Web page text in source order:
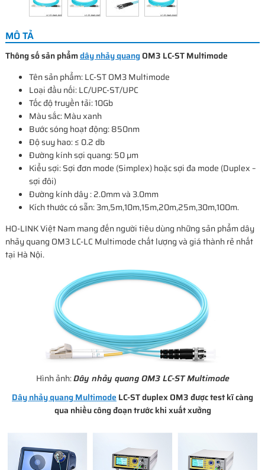
MÔ TẢ
Thông số sản phẩmdây nhảy quangOM3 LC-ST Multimode
Tên sản phẩm: LC-ST OM3 Multimode
Loại đầu nối: LC/UPC-ST/UPC
Tốc độ truyền tải: 10Gb
Màu sắc: Màu xanh
Bước sóng hoạt động: 850nm
Độ suy hao: ≤ 0.2 db
Đường kính sợi quang: 50 µm
Kiểu sợi: Sợi đơn mode (Simplex) hoặc sợi đa mode (Duplex –
sợi đôi)
Đường kính dây : 2.0mm và 3.0mm
Kích thước có sẵn: 3m,5m,10m,15m,20m,25m,30m,100m.
HO-LINK Việt Nam mang đến người tiêu dùng những sản phẩm dây
nhảy quang OM3 LC-LC Multimode chất lượng và giá thành rẻ nhất
tại Hà Nội.
Hình ảnh:Dây nhảy quang OM3 LC-ST Multimode
Dây nhảy quang Multimode LC-ST duplex OM3 được test kĩ càng
qua nhiều công đoạn trước khi xuất xưởng